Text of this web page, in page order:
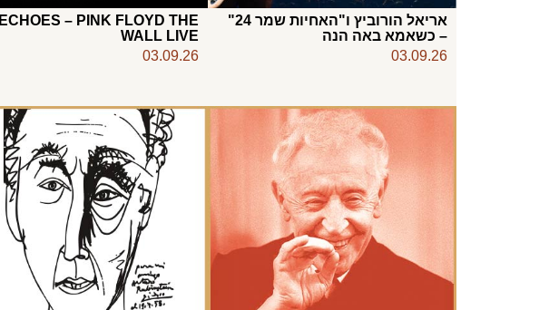
אריאל הורוביץ ו"האחיות שמר 24"
– כשאמא באה הנה
03.09.26
ECHOES – PINK FLOYD THE
WALL LIVE
03.09.26